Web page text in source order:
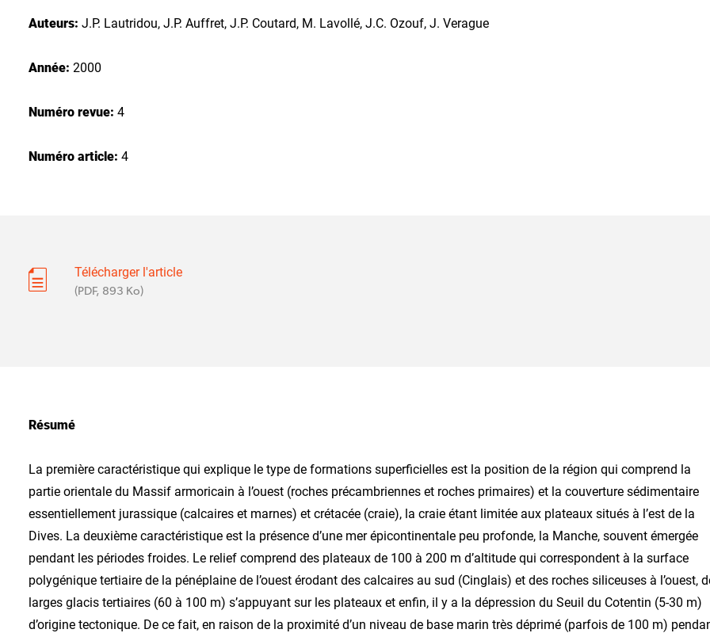
Auteurs: J.P. Lautridou, J.P. Auffret, J.P. Coutard, M. Lavollé, J.C. Ozouf, J. Verague
Année: 2000
Numéro revue: 4
Numéro article: 4
Télécharger l'article
(PDF, 893 Ko)
Résumé
La première caractéristique qui explique le type de formations superficielles est la position de la région qui comprend la
partie orientale du Massif armoricain à l’ouest (roches précambriennes et roches primaires) et la couverture sédimentaire
essentiellement jurassique (calcaires et marnes) et crétacée (craie), la craie étant limitée aux plateaux situés à l’est de la
Dives. La deuxième caractéristique est la présence d’une mer épicontinentale peu profonde, la Manche, souvent émergée
pendant les périodes froides. Le relief comprend des plateaux de 100 à 200 m d’altitude qui correspondent à la surface
polygénique tertiaire de la pénéplaine de l’ouest érodant des calcaires au sud (Cinglais) et des roches siliceuses à l’ouest,
larges glacis tertiaires (60 à 100 m) s’appuyant sur les plateaux et enfin, il y a la dépression du Seuil du Cotentin (5-30 m)
d’origine tectonique. De ce fait, en raison de la proximité d’un niveau de base marin très déprimé (parfois de 100 m)